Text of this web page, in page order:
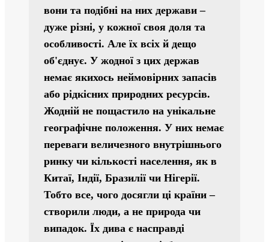
вони та подібні на них держави ‒
дуже різні, у кожної своя доля та
особливості. Але їх всіх й дещо
об'єднує. У жодної з цих держав
немає якихось неймовірних запасів
або рідкісних природних ресурсів.
Жодній не пощастило на унікальне
географічне положення. У них немає
переваги величезного внутрішнього
ринку чи кількості населення, як в
Китаї, Індії, Бразилії чи Нігерії.
Тобто все, чого досягли ці країни ‒
створили люди, а не природа чи
випадок. Їх дива є насправді